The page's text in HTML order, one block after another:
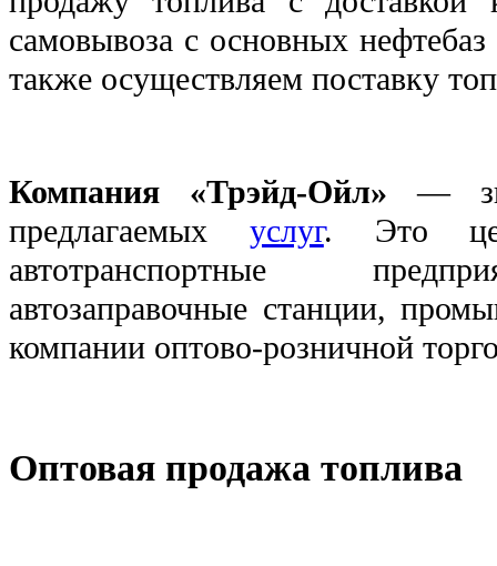
самовывоза с основных нефтебаз
также осуществляем поставку
Компания «Трэйд-Ойл» —
предлагаемых услуг. Это
автотранспортные
автозаправочные станции,
компании оптово-розничной
Оптовая продажа топлива